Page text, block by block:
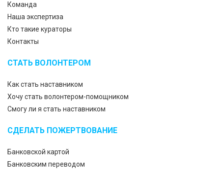
Команда
Наша экспертиза
Кто такие кураторы
Контакты
СТАТЬ ВОЛОНТЕРОМ
Как стать наставником
Хочу стать волонтером-помощником
Смогу ли я стать наставником
СДЕЛАТЬ ПОЖЕРТВОВАНИЕ
Банковской картой
Банковским переводом